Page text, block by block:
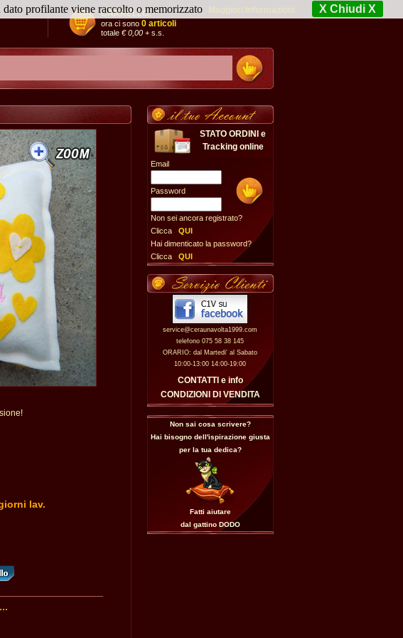
CARRELLO:
ora ci sono 0 articoli
totale € 0,00 + s.s.
lav.
STATO ORDINI e
Tracking online
Email
Password
Non sei ancora registrato?
Clicca
QUI
Hai dimenticato la password?
Clicca
QUI
service@ceraunavolta1999.com
telefono 075 58 38 145
ORARIO: dal Martedi' al Sabato
10:00-13:00 14:00-19:00
CONTATTI e info
CONDIZIONI DI VENDITA
Non sai cosa scrivere?
Hai bisogno dell'ispirazione giusta
per la tua dedica?
Fatti aiutare
dal gattino DODO
profilante viene raccolto o memorizzato X Chiudi X